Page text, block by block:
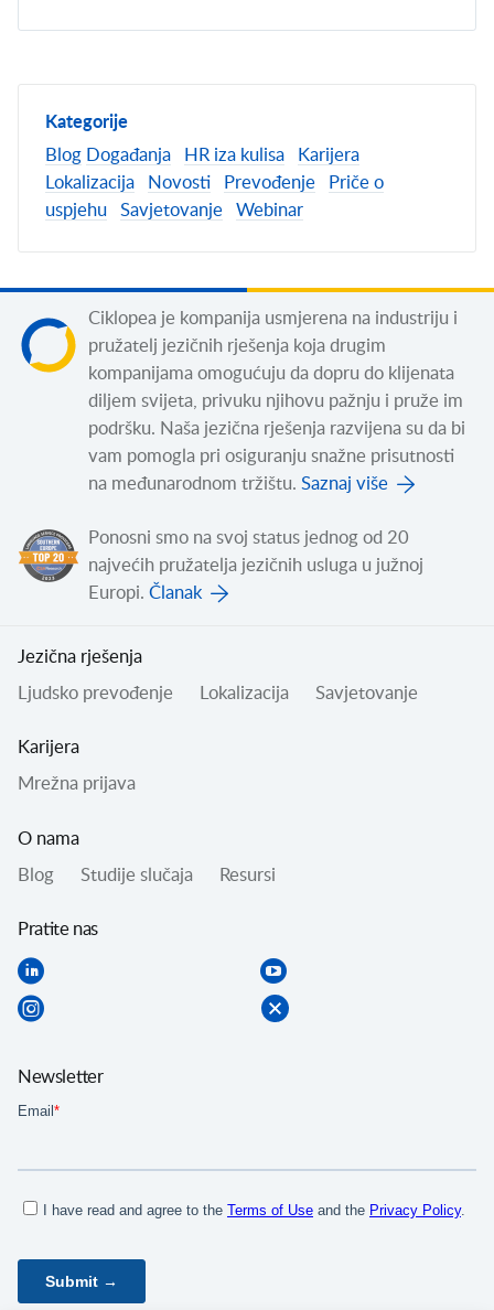
Kategorije
Blog
Događanja HR iza kulisa
Karijera
Lokalizacija
Novosti Prevođenje
Priče o
uspjehu
Savjetovanje Webinar
Ciklopea je kompanija usmjerena na industriju i
pružatelj jezičnih rješenja koja drugim
kompanijama omogućuju da dopru do klijenata
diljem svijeta, privuku njihovu pažnju i pruže im
podršku. Naša jezična rješenja razvijena su da bi
vam pomogla pri osiguranju snažne prisutnosti
na međunarodnom tržištu. Saznaj više
Ponosni smo na svoj status jednog od 20
najvećih pružatelja jezičnih usluga u južnoj
Europi. Članak
Jezična rješenja
Ljudsko prevođenje Lokalizacija Savjetovanje
Karijera
Mrežna prijava
O nama
Blog Studije slučaja Resursi
Pratite nas
Newsletter